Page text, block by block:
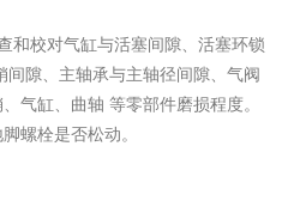
和校对气缸与活塞间隙、活塞环锁
隙、主轴承与主轴径间隙、气阀
气缸、曲轴 等零部件磨损程度。
螺栓是否松动。